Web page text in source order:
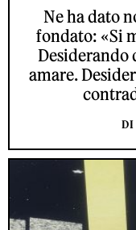
Ne ha dato
fondato: «Si
Desiderando
amare.
DI